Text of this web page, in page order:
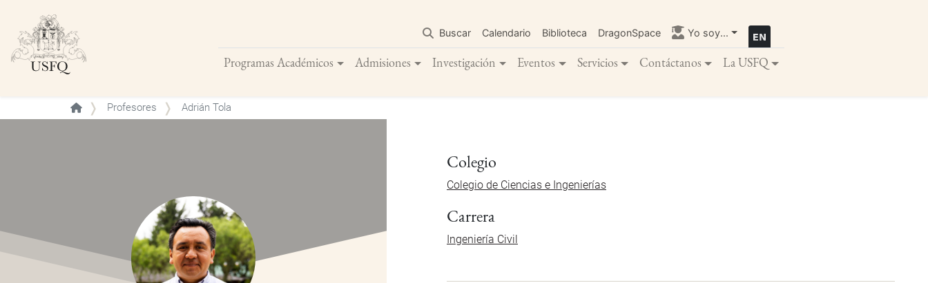
contenido
principal
Buscar Calendario Biblioteca DragonSpace Yo soy...
Programas Académicos Admisiones Investigación Eventos Servicios Contáctanos La USFQ
Buscar
Profesores Adrián Tola
Colegio
Colegio de Ciencias e Ingenierías
Carrera
Ingeniería Civil